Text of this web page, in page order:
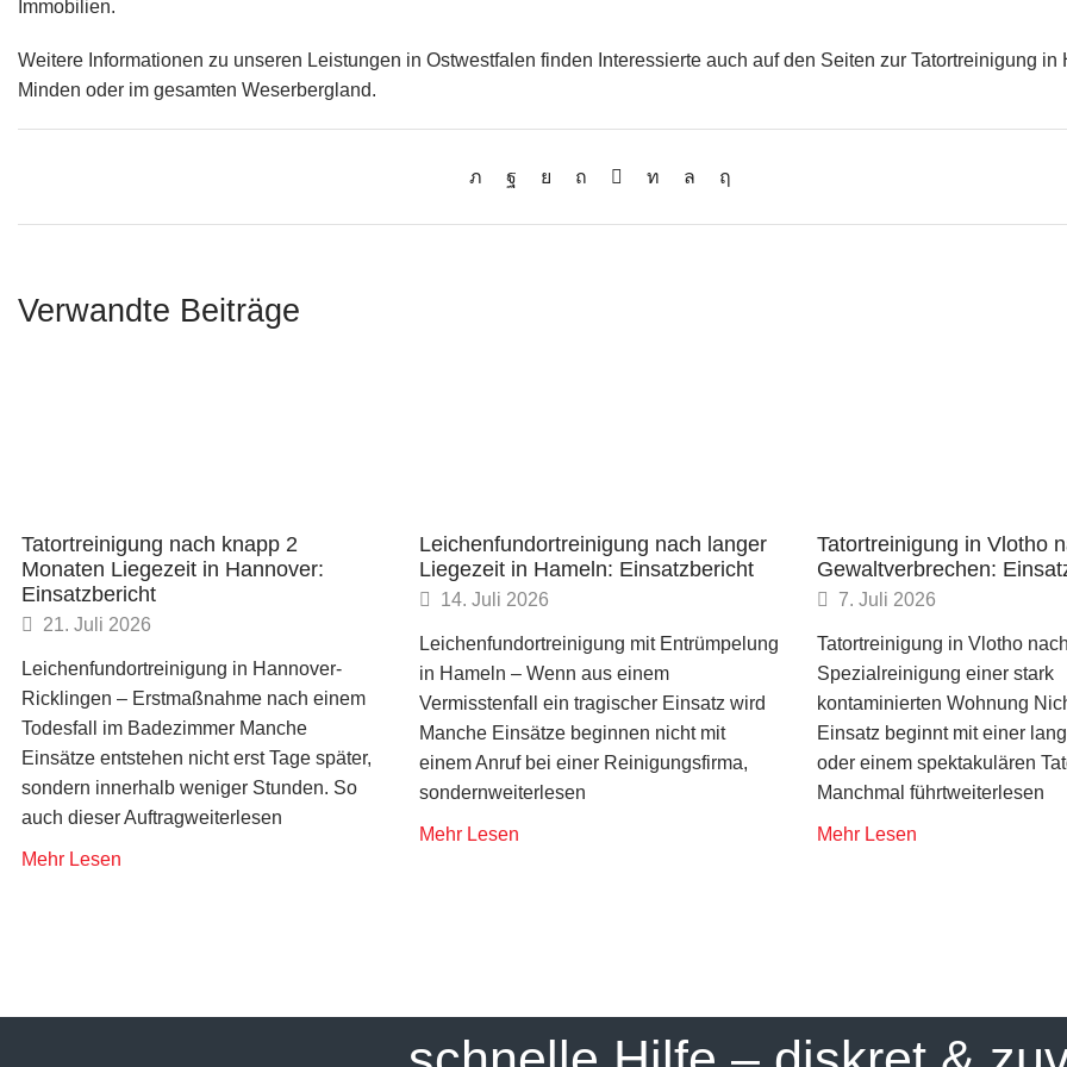
Immobilien.
Weitere Informationen zu unseren Leistungen in Ostwestfalen finden Interessierte auch auf den Seiten zur Tatortreinigung in
Minden oder im gesamten Weserbergland.
Verwandte Beiträge
Tatortreinigung nach knapp 2
Monaten Liegezeit in Hannover:
Einsatzbericht
21. Juli 2026
Leichenfundortreinigung in Hannover-
Ricklingen – Erstmaßnahme nach einem
Todesfall im Badezimmer Manche
Einsätze entstehen nicht erst Tage später,
sondern innerhalb weniger Stunden. So
auch dieser Auftragweiterlesen
Mehr Lesen
Leichenfundortreinigung nach langer
Liegezeit in Hameln: Einsatzbericht
14. Juli 2026
Leichenfundortreinigung mit Entrümpelung
in Hameln – Wenn aus einem
Vermisstenfall ein tragischer Einsatz wird
Manche Einsätze beginnen nicht mit
einem Anruf bei einer Reinigungsfirma,
sondernweiterlesen
Mehr Lesen
Tatortreinigung in Vlotho
Gewaltverbrechen:
7. Juli 2026
Tatortreinigung in Vlotho
Spezialreinigung einer stark
kontaminierten Wohnung
Einsatz beginnt mit einer
oder einem spektakulären
Manchmal führtweiterlesen
Mehr Lesen